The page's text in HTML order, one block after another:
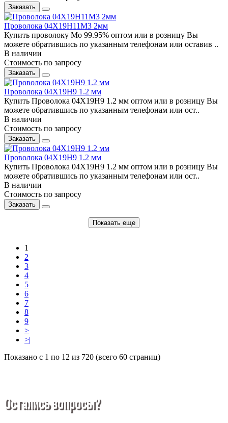
Заказать
Проволока 04Х19Н11М3 2мм
Купить проволоку Мо 99.95% оптом или в розницу Вы
можете обратившись по указанным телефонам или оставив ..
В наличии
Стоимость по запросу
Заказать
Проволока 04Х19Н9 1.2 мм
Купить Проволока 04Х19Н9 1.2 мм оптом или в розницу Вы
можете обратившись по указанным телефонам или ост..
В наличии
Стоимость по запросу
Заказать
Проволока 04Х19Н9 1.2 мм
Купить Проволока 04Х19Н9 1.2 мм оптом или в розницу Вы
можете обратившись по указанным телефонам или ост..
В наличии
Стоимость по запросу
Заказать
Показать еще
1
2
3
4
5
6
7
8
9
>
>|
Показано с 1 по 12 из 720 (всего 60 страниц)
Остались вопросы?